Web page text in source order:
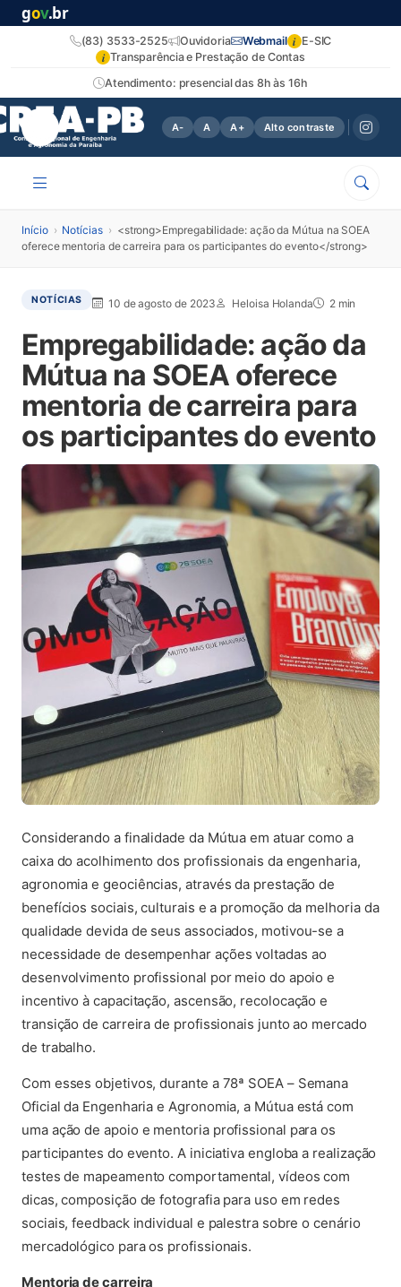
gov.br
Atendimento: presencial das 8h às 16h
(83) 3533-2525 Ouvidoria Webmail i E-SIC
i Transparência e Prestação de Contas
A- A A+ Alto contraste
Início › Notícias › <strong>Empregabilidade: ação da Mútua na SOEA
oferece mentoria de carreira para os participantes do evento</strong>
NOTÍCIAS 10 de agosto de 2023 Heloisa Holanda 2 min
Empregabilidade: ação da
Mútua na SOEA oferece
mentoria de carreira para
os participantes do evento
Considerando a finalidade da Mútua em atuar como a
caixa do acolhimento dos profissionais da engenharia,
agronomia e geociências, através da prestação de
benefícios sociais, culturais e a promoção da melhoria da
qualidade devida de seus associados, motivou-se a
necessidade de desempenhar ações voltadas ao
desenvolvimento profissional por meio do apoio e
incentivo à capacitação, ascensão, recolocação e
transição de carreira de profissionais junto ao mercado
de trabalho.
Com esses objetivos, durante a 78ª SOEA – Semana
Oficial da Engenharia e Agronomia, a Mútua está com
uma ação de apoio e mentoria profissional para os
participantes do evento. A iniciativa engloba a realização
testes de mapeamento comportamental, vídeos com
dicas, composição de fotografia para uso em redes
sociais, feedback individual e palestra sobre o cenário
mercadológico para os profissionais.
Mentoria de carreira